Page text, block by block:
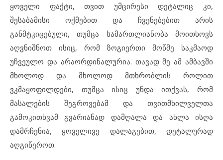
ყოველი ფაქტი, თვით უმცირესი დეტალიც კი,
შესაბამისი ოქმებით და ჩვენებებით არის
განმტკიცებული, თუმცა სამართლიანობა მოითხოვს
აღვნიშნოთ ისიც, რომ ზოგიერთი მოწმე საკმაოდ
უჩვეულო და არაორდინალურია. თავად მე ამ ამბავში
მხოლოდ და მხოლოდ მთხრობლის როლით
ვკმაყოფილდები, თუმცა ისიც უნდა ითქვას, რომ
მასალების შეგროვებამ და თვითმხილველთა
გამოკითხვამ გვარიანად დამღალა და ახლა ისღა
დამრჩენია, ყოველივე დალაგებით, დეტალურად
აღგიწეროთ.